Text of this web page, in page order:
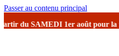
Passer au contenu principal
du SAMEDI 1er aoûtpour la